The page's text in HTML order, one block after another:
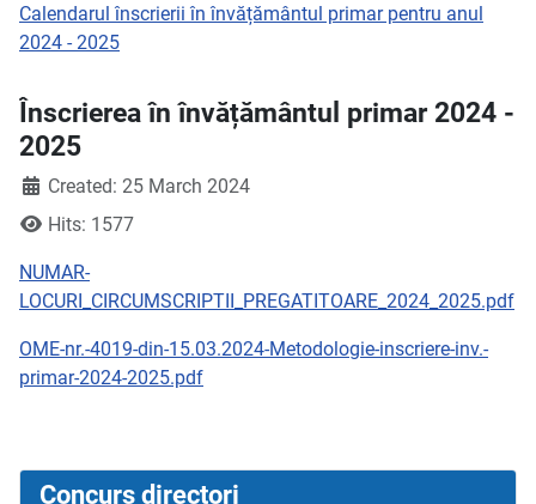
Calendarul înscrierii în învățământul primar pentru anul
2024 - 2025
Înscrierea în învățământul primar 2024 -
2025
Created: 25 March 2024
Hits: 1577
NUMAR-
LOCURI_CIRCUMSCRIPTII_PREGATITOARE_2024_2025.pdf
OME-nr.-4019-din-15.03.2024-Metodologie-inscriere-inv.-
primar-2024-2025.pdf
Concurs directori